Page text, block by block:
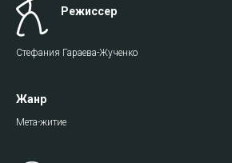
Режиссер
Стефания Гараева-Жученко
Жанр
Мета-житие